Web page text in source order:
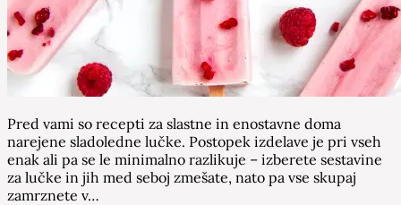
Pred vami so recepti za slastne in enostavne doma
narejene sladoledne lučke. Postopek izdelave je pri vseh
enak ali pa se le minimalno razlikuje – izberete sestavine
za lučke in jih med seboj zmešate, nato pa vse skupaj
zamrznete v…